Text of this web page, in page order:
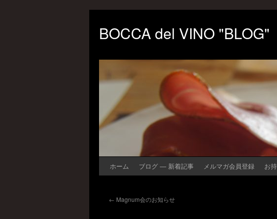
BOCCA del VINO "BLOG"
ホーム ブログ ― 新着記事 メルマガ会員登録 お
← Magnum会のお知らせ